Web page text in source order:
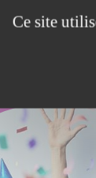
Ce site